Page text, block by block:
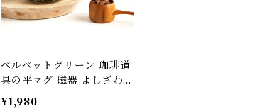
ベルベットグリーン 珈琲道
具の平マグ 磁器 よしざわ窯
益子
¥1,980